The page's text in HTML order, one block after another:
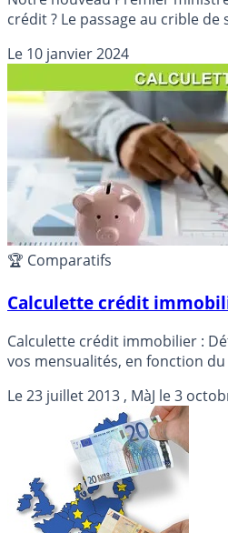
crédit ? Le passage au crible
€.
Le 10 janvier 2024
🏆 Comparatifs
Calculette crédit
Calculette crédit immobilier :
vos mensualités, en fonction
Le23 juillet 2013 , MàJ le3